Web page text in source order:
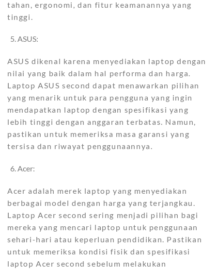
tahan, ergonomi, dan fitur keamanannya yang
tinggi.
ASUS:
ASUS dikenal karena menyediakan laptop dengan
nilai yang baik dalam hal performa dan harga.
Laptop ASUS second dapat menawarkan pilihan
yang menarik untuk para pengguna yang ingin
mendapatkan laptop dengan spesifikasi yang
lebih tinggi dengan anggaran terbatas. Namun,
pastikan untuk memeriksa masa garansi yang
tersisa dan riwayat penggunaannya.
Acer:
Acer adalah merek laptop yang menyediakan
berbagai model dengan harga yang terjangkau.
Laptop Acer second sering menjadi pilihan bagi
mereka yang mencari laptop untuk penggunaan
sehari-hari atau keperluan pendidikan. Pastikan
untuk memeriksa kondisi fisik dan spesifikasi
laptop Acer second sebelum melakukan